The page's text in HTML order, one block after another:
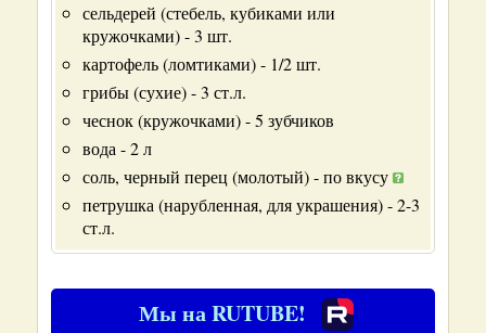
сельдерей (стебель, кубиками или
кружочками) - 3 шт.
картофель (ломтиками) - 1/2 шт.
грибы (сухие) - 3 ст.л.
чеснок (кружочками) - 5 зубчиков
вода - 2 л
соль, черный перец (молотый) - по вкусу
петрушка (нарубленная, для украшения) - 2-3
ст.л.
Мы на RUTUBE!